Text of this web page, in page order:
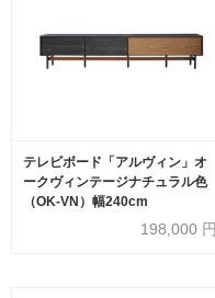
テレビボード「アルヴィン」オ
ークヴィンテージナチュラル色
（OK-VN）幅240cm
198,000 円